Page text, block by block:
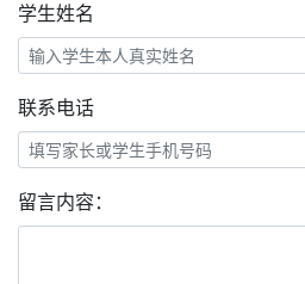
学生姓名
联系电话
留言内容：